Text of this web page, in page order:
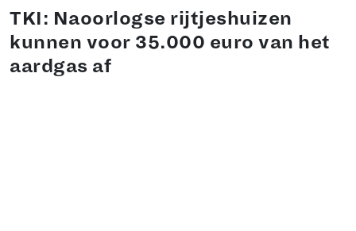
TKI: Naoorlogse rijtjeshuizen
kunnen voor 35.000 euro van het
aardgas af